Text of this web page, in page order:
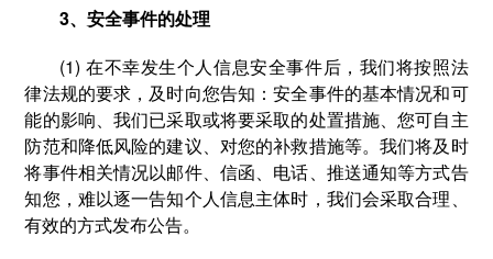
3、安全事件的处理
(1) 在不幸发生个人信息安全事件后，我们将按照法
律法规的要求，及时向您告知：安全事件的基本情况和可
能的影响、我们已采取或将要采取的处置措施、您可自主
防范和降低风险的建议、对您的补救措施等。我们将及时
将事件相关情况以邮件、信函、电话、推送通知等方式告
知您，难以逐一告知个人信息主体时，我们会采取合理、
有效的方式发布公告。